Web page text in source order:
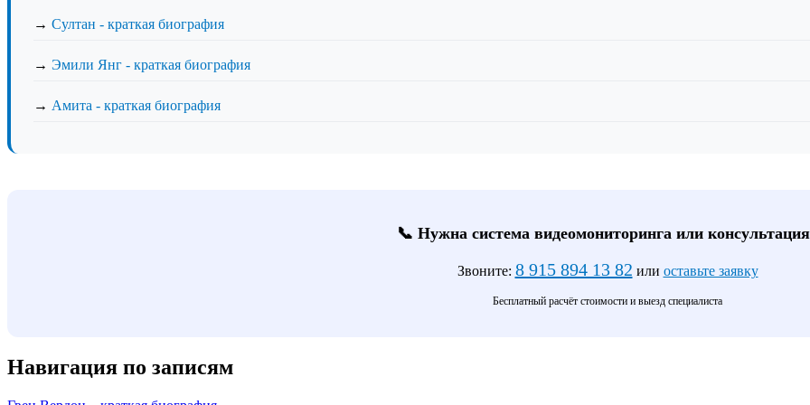
→ Султан - краткая биография
→ Эмили Янг - краткая биография
→ Амита - краткая биография
📞 Нужна система видеомониторинга или
Звоните: 8 915 894 13 82 или оставьте заявку
Бесплатный расчёт стоимости и выезд специалиста
Навигация по записям